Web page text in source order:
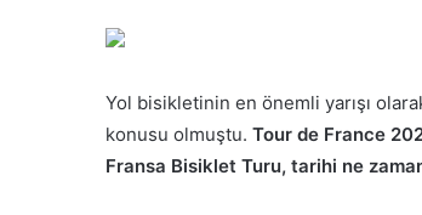
Yol bisikletinin en önemli yarışı
konusu olmuştu. Tour de France
Fransa Bisiklet Turu, tarihi ne